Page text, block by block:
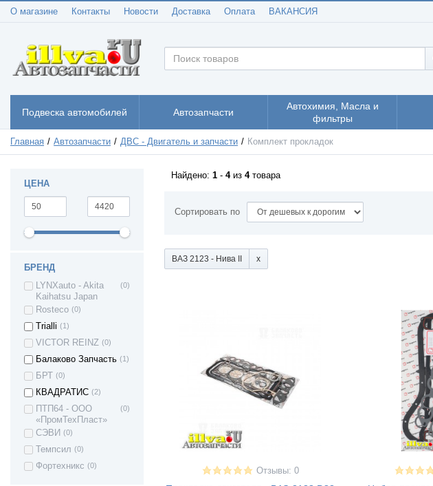
О магазине Контакты Новости Доставка Оплата ВАКАНСИЯ
Подвеска автомобилей Автозапчасти
Автохимия, Масла и
фильтры
Главная Автозапчасти ДВС - Двигатель и запчасти Комплект прокладок
ЦЕНА
БРЕНД
LYNXauto - Akita
Kaihatsu Japan
(0)
Rosteco (0)
Trialli (1)
VICTOR REINZ (0)
Балаково Запчасть (1)
БРТ (0)
КВАДРАТИС (2)
ПТП64 - ООО
«ПромТехПласт»
(0)
СЭВИ (0)
Темпсил (0)
Фортехникс (0)
Найдено: 1 - 4из 4товара
Сортировать по
ВАЗ 2123 - Нива II
Отзывы: 0